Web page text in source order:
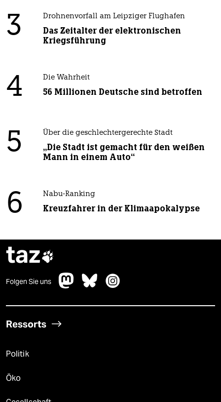
3 Drohnenvorfall am Leipziger Flughafen
Das Zeitalter der elektronischen
Kriegsführung
4 Die Wahrheit
56 Millionen Deutsche sind betroffen
5 Über die geschlechtergerechte Stadt
„Die Stadt ist gemacht für den weißen
Mann in einem Auto“
6 Nabu-Ranking
Kreuzfahrer in der Klimaapokalypse
taz
Folgen Sie uns
Ressorts
Politik
Öko